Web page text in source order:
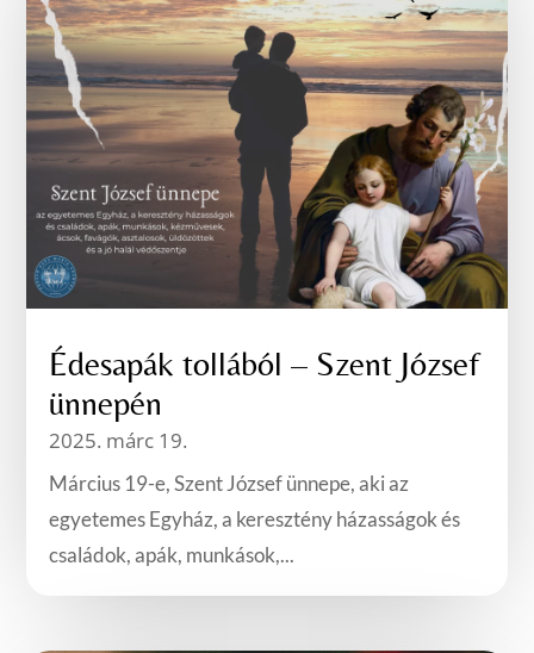
Édesapák tollából – Szent József
ünnepén
2025. márc 19.
Március 19-e, Szent József ünnepe, aki az
egyetemes Egyház, a keresztény házasságok és
családok, apák, munkások,...